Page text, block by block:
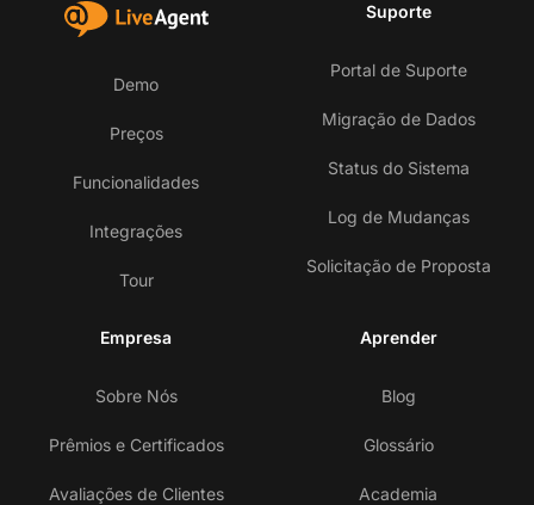
Demo
Preços
Funcionalidades
Integrações
Tour
Suporte
Portal de Suporte
Migração de Dados
Status do Sistema
Log de Mudanças
Solicitação de Proposta
Empresa
Sobre Nós
Prêmios e Certificados
Avaliações de Clientes
Aprender
Blog
Glossário
Academia